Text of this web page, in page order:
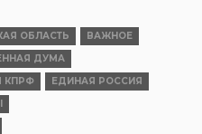
ОБЛАСТЬ
ВАЖНОЕ
ДУМА
КПРФ
ЕДИНАЯ РОССИЯ